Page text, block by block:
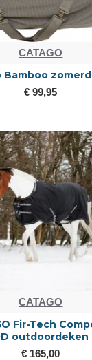
CATAGO
Bamboo
€ 99,95
CATAGO
Fir-Tech
outdoordeken
€ 165,00